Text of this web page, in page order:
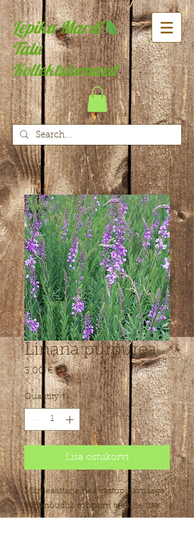
Lepiku-Mardi
Talu
Kollektsioonaed
Linaria purpurea
3,00 €Price
Quantity *
Lisa ostukorvi
Mitmeaastane hea vastupidavusega
vähenõudlik rohttaim teeleheliste
sugukonnast. Heleroosad kuni